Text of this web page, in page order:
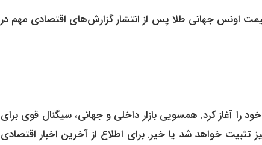
اونس جهانی طلا پس از انتشار گزارش‌های اقتصادی مهم در
را آغاز کرد. همسویی بازار داخلی و جهانی، سیگنال قوی برای
تثبیت خواهد شد یا خیر. برای اطلاع از آخرین اخبار اقتصادی